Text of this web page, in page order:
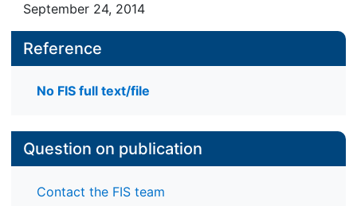
September 24, 2014
Reference
No FIS full text/file
Question on publication
Contact the FIS team